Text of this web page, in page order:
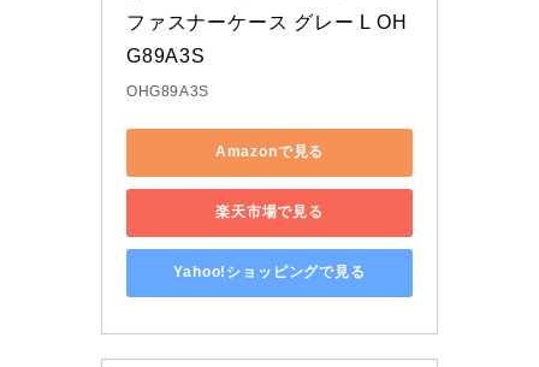
ファスナーケース グレー L OH
G89A3S
OHG89A3S
Amazonで見る
楽天市場で見る
Yahoo!ショッピングで見る